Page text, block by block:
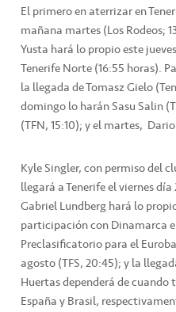
El primero en aterrizar en
mañana martes (Los Rodeos;
Yusta hará lo propio este
Tenerife Norte (16:55 horas).
la llegada de Tomasz Gielo
domingo lo harán Sasu Salin
(TFN, 15:10); y el martes,
Kyle Singler, con permiso del
llegará a Tenerife el viernes día
Gabriel Lundberg hará lo
participación con Dinamarca
Preclasificatorio para el
agosto (TFS, 20:45); y la
Huertas dependerá de
España y Brasil,